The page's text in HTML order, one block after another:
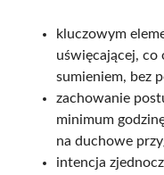
kluczowym
uświęcającej, co
sumieniem, bez
zachowanie
minimum
na duchowe
intencja